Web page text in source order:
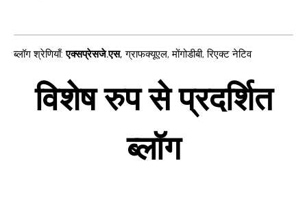
ब्लॉग श्रेणियाँ: एक्सप्रेसजे.एस, ग्राफक्यूएल,मोंगोडीबी,रिएक्ट नेटिव
विशेष रुप से प्रदर्शित
ब्लॉग